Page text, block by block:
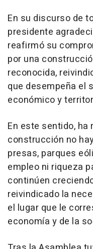
En su discurso de
presidente
reafirmó su
por una
reconocida,
que desempeña el
económico y
En este sentido, ha
construcción no
presas, parques
empleo ni riqueza
continúen
reivindicado la
el lugar que le
economía y de la